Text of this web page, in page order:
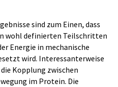
sind zum Einen, dass
wohl definierten Teilschritten
Energie in mechanische
wird. Interessanterweise
Kopplung zwischen
im Protein. Die